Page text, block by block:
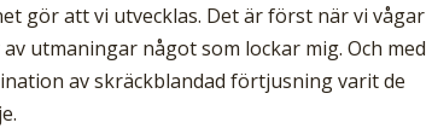
gör att vi utvecklas. Det är först när vi vågar
utmaningar något som lockar mig. Och med
av skräckblandad förtjusning varit de